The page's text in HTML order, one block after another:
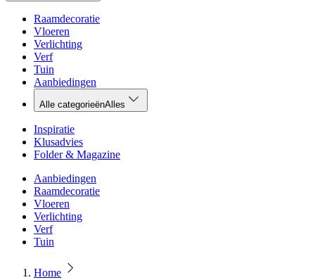
Raamdecoratie
Vloeren
Verlichting
Verf
Tuin
Aanbiedingen
Alle categorieënAlles
Inspiratie
Klusadvies
Folder & Magazine
Aanbiedingen
Raamdecoratie
Vloeren
Verlichting
Verf
Tuin
Home